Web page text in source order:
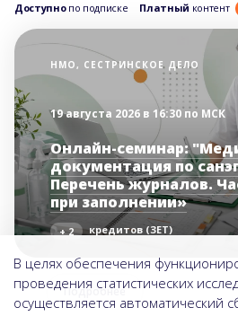
В целях обеспечения
проведения статистических
осуществляется автоматический
Доступнопо подписке Платный контент
НМО, СЕСТРИНСКОЕ ДЕЛО
19 августа 2026 в 16:30 по МСК
Онлайн-семинар:
документация по
Перечень журналов.
при заполнении»
+ 2 кредитов (ЗЕТ)
Подробнее